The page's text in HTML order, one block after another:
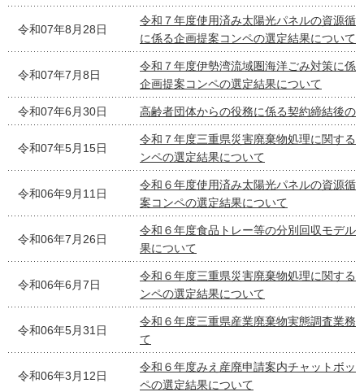
令和07年8月28日
令和７年度使用済み太陽光パネルの資源循
に係る企画提案コンペの選定結果について
令和07年7月8日
令和７年度伊勢湾流域圏海洋ごみ対策に係
企画提案コンペの選定結果について
令和07年6月30日 高齢者団体からの役務に係る契約締結後の
令和07年5月15日
令和７年度三重県災害廃棄物処理に関する
ンペの選定結果について
令和06年9月11日
令和６年度使用済み太陽光パネルの資源循
案コンペの選定結果について
令和06年7月26日
令和６年度食品トレー等の分別回収モデル
果について
令和06年6月7日
令和６年度三重県災害廃棄物処理に関する
ンペの選定結果について
令和06年5月31日
令和６年度三重県産業廃棄物実態調査業務
て
令和06年3月12日
令和６年度みえ産廃申請案内チャットボッ
ペの選定結果について